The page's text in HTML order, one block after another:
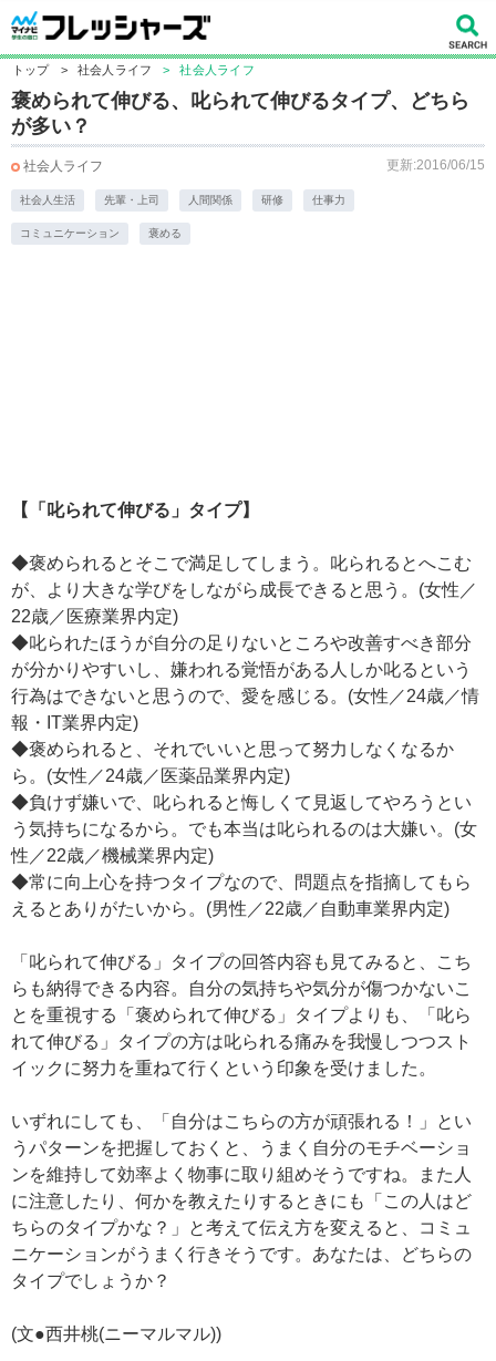
トップ > 社会人ライフ > 社会人ライフ
褒められて伸びる、叱られて伸びるタイプ、どちら
が多い？
社会人ライフ 更新:2016/06/15
社会人生活 先輩・上司 人間関係 研修 仕事力
コミュニケーション 褒める
【「叱られて伸びる」タイプ】
◆褒められるとそこで満足してしまう。叱られるとへこむ
が、より大きな学びをしながら成長できると思う。(女性／
22歳／医療業界内定)
◆叱られたほうが自分の足りないところや改善すべき部分
が分かりやすいし、嫌われる覚悟がある人しか叱るという
行為はできないと思うので、愛を感じる。(女性／24歳／情
報・IT業界内定)
◆褒められると、それでいいと思って努力しなくなるか
ら。(女性／24歳／医薬品業界内定)
◆負けず嫌いで、叱られると悔しくて見返してやろうとい
う気持ちになるから。でも本当は叱られるのは大嫌い。(女
性／22歳／機械業界内定)
◆常に向上心を持つタイプなので、問題点を指摘してもら
えるとありがたいから。(男性／22歳／自動車業界内定)
「叱られて伸びる」タイプの回答内容も見てみると、こち
らも納得できる内容。自分の気持ちや気分が傷つかないこ
とを重視する「褒められて伸びる」タイプよりも、「叱ら
れて伸びる」タイプの方は叱られる痛みを我慢しつつスト
イックに努力を重ねて行くという印象を受けました。
いずれにしても、「自分はこちらの方が頑張れる！」とい
うパターンを把握しておくと、うまく自分のモチベーショ
ンを維持して効率よく物事に取り組めそうですね。また人
に注意したり、何かを教えたりするときにも「この人はど
ちらのタイプかな？」と考えて伝え方を変えると、コミュ
ニケーションがうまく行きそうです。あなたは、どちらの
タイプでしょうか？
(文●西井桃(ニーマルマル))